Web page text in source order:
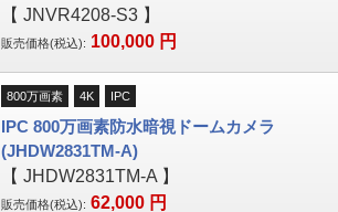
【 JNVR4208-S3 】
販売価格(税込): 100,000 円
800万画素 4K IPC
IPC 800万画素防水暗視ドームカメラ
(JHDW2831TM-A)
【 JHDW2831TM-A 】
販売価格(税込): 62,000 円